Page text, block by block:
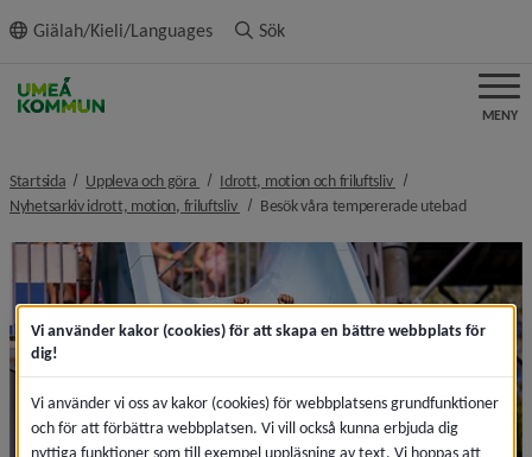
innehållet
Giälah/Kieli/Languages Sök
MENY
Startsida Uppleva och göra nivå i brödsmulenavigeringen
Idrott, motion och friluftsliv nivå i
Nyhetsarkiv idrott, motion, friluftsliv nivå i brödsmulenavigeringen
Besök våra tempererade utebadnivå i
Vi använder kakor (cookies) för att skapa en bättre webbplats för
dig!
Vi använder vi oss av kakor (cookies) för webbplatsens grundfunktioner
och för att förbättra webbplatsen. Vi vill också kunna erbjuda dig
nyttiga funktioner som till exempel uppläsning av text. Vi hoppas att